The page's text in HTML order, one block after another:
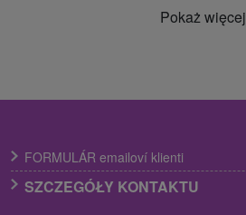
Pokaż więcej
FORMULÁR emailoví klienti
SZCZEGÓŁY KONTAKTU